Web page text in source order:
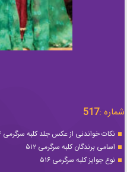
شماره :517
نکات خواندنی از عکس جلد کلبه سرگرمی ۵۱۶
اسامی برندگان کلبه سرگرمی ۵۱۲
نوع جوایز کلبه سرگرمی ۵۱۶